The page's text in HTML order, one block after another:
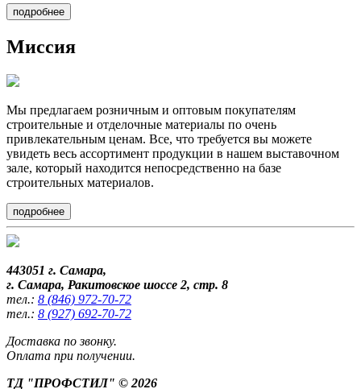
подробнее
Миссия
Мы предлагаем розничным и оптовым покупателям
строительные и отделочные материалы по очень
привлекательным ценам. Все, что требуется вы можете
увидеть весь ассортимент продукции в нашем выставочном
зале, который находится непосредственно на базе
строительных материалов.
подробнее
443051 г. Самара,
г. Самара, Ракитовское шоссе 2, стр. 8
тел.: 8 (846) 972-70-72
тел.: 8 (927) 692-70-72
Доставка по звонку.
Оплата при получении.
ТД "ПРОФСТИЛ" © 2026